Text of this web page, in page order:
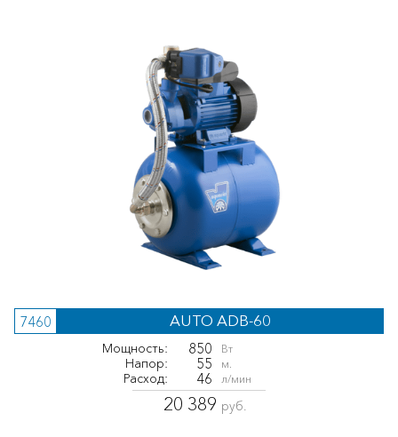
7460 AUTO ADB-60
Мощность: 850 Вт
Напор: 55 м.
Расход: 46 л/мин
20 389 руб.